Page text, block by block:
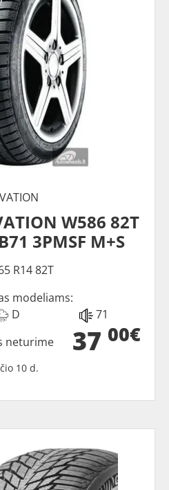
W586 82T
3PMSF M+S
R14 82T
modeliams:
D 71
37 00€
neturime
10 d.